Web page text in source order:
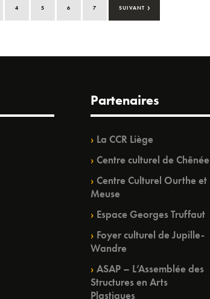
4 5 6 7 SUIVANT ›
Partenaires
La CCR Liège
Centre culturel de Chênée
Centre Culturel Ourthe et
Meuse
Espace Georges Truffaut
Foyer culturel de Jupille-
Wandre
ASAP – L’Assemblée des
Structures en Arts
Plastiques